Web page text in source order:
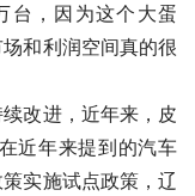
台，因为这个大蛋
和利润空间真的很
改进，近年来，皮
近年来提到的汽车
实施试点政策，辽